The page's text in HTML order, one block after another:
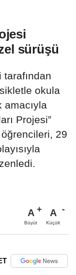
sürüşü
okula
Projesi”
29
A
Büyüt
A
Küçült